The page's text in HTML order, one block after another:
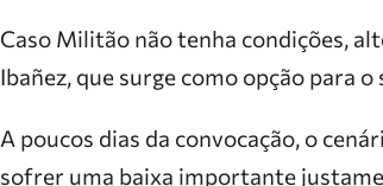
Caso Militão não tenha condições,
Ibañez, que surge como opção para
A poucos dias da convocação, o
sofrer uma baixa importante